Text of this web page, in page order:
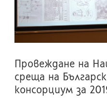
Провеждане на
среща на
консорциум за